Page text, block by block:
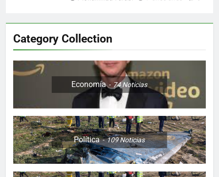
Category Collection
Economía 74Noticias
Política 109Noticias